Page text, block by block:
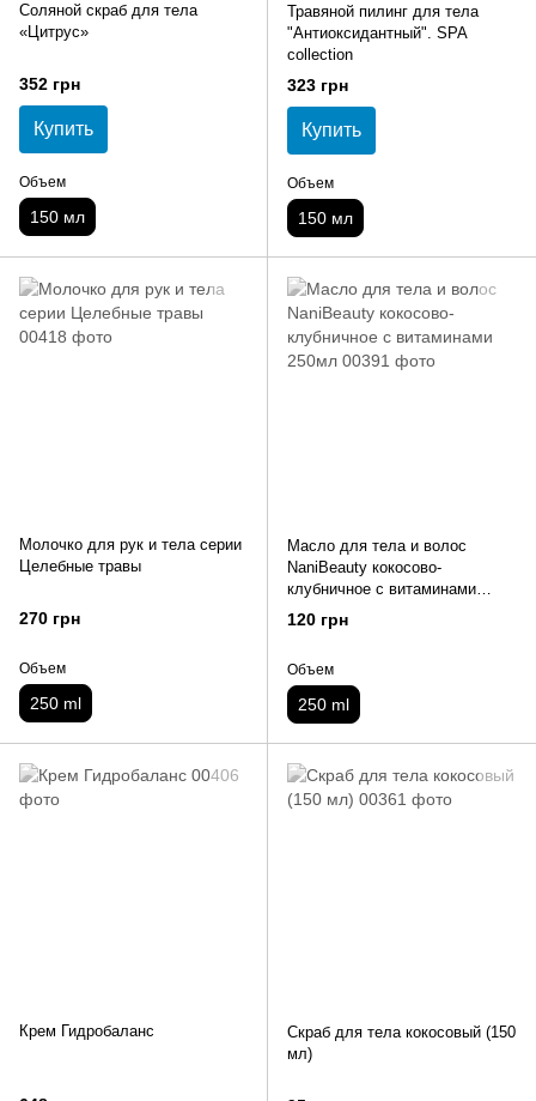
Соляной скраб для тела
«Цитрус»
352 грн
Купить
Объем
150 мл
Травяной пилинг для тела
"Антиоксидантный". SPA
collection
323 грн
Купить
Объем
150 мл
Молочко для рук и тела серии
Целебные травы
270 грн
Объем
250 ml
Масло для тела и волос
NaniBeauty кокосово-
клубничное с витаминами
250мл
120 грн
Объем
250 ml
Крем Гидробаланс
Скраб для тела кокосовый (150
мл)